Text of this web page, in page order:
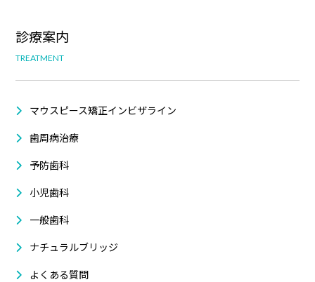
診療案内
TREATMENT
マウスピース矯正インビザライン
歯周病治療
予防歯科
小児歯科
一般歯科
ナチュラルブリッジ
よくある質問